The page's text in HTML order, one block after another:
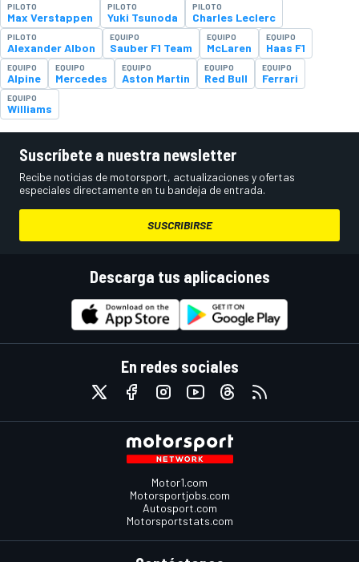
PILOTO
Max Verstappen
PILOTO
Yuki Tsunoda
PILOTO
Charles Leclerc
PILOTO
Alexander Albon
EQUIPO
Sauber F1 Team
EQUIPO
McLaren
EQUIPO
Haas F1
EQUIPO
Alpine
EQUIPO
Mercedes
EQUIPO
Aston Martin
EQUIPO
Red Bull
EQUIPO
Ferrari
EQUIPO
Williams
Suscríbete a nuestra newsletter
Recibe noticias de motorsport, actualizaciones y ofertas
especiales directamente en tu bandeja de entrada.
SUSCRIBIRSE
Descarga tus aplicaciones
En redes sociales
Motor1.com
Motorsportjobs.com
Autosport.com
Motorsportstats.com